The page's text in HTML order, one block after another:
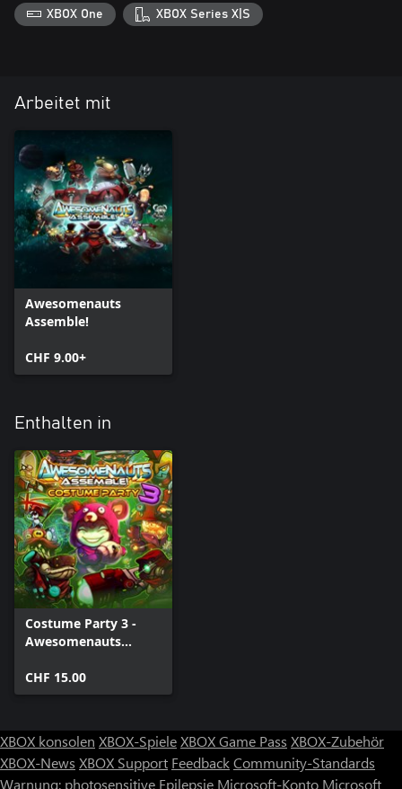
XBOX One XBOX Series X|S
Arbeitet mit
Awesomenauts
Assemble!
CHF 9.00+
Enthalten in
Costume Party 3 -
Awesomenauts
CHF 15.00
XBOX konsolen XBOX-SpieleXBOX Game Pass XBOX-Zubehör
XBOX-News XBOX Support FeedbackCommunity-Standards
Warnung: photosensitive Epilepsie Microsoft-Konto Microsoft